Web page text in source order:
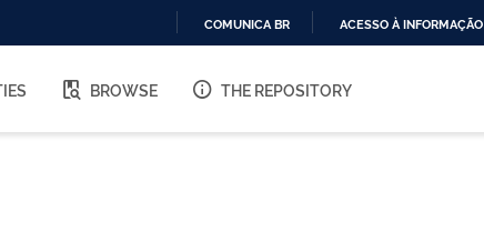
O
COMUNICA BR ACESSO À INFORMAÇÃO
BROWSE THE REPOSITORY